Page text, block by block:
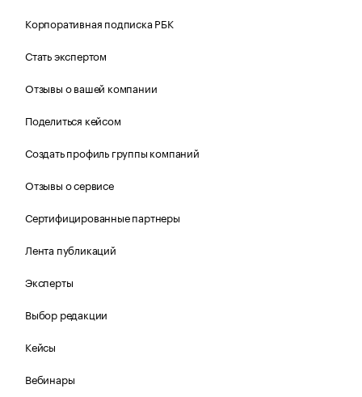
Корпоративная подписка РБК
Стать экспертом
Отзывы о вашей компании
Поделиться кейсом
Создать профиль группы компаний
Отзывы о сервисе
Сертифицированные партнеры
Лента публикаций
Эксперты
Выбор редакции
Кейсы
Вебинары